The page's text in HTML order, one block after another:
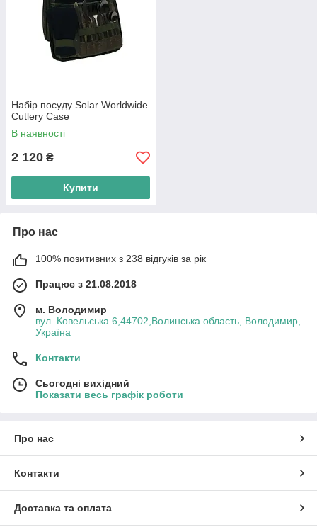
Набір посуду Solar Worldwide
Cutlery Case
В наявності
2 120 ₴
Купити
Про нас
100% позитивних з 238 відгуків за рік
Працює з 21.08.2018
м. Володимир
вул. Ковельська 6,44702,Волинська область, Володимир,
Україна
Контакти
Сьогодні вихідний
Показати весь графік роботи
Про нас
Контакти
Доставка та оплата